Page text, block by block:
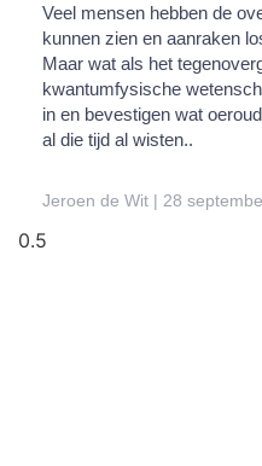
Veel mensen hebben de
kunnen zien en aanraken
Maar wat als het
kwantumfysische
in en bevestigen wat
al die tijd al wisten..
Jeroen de Wit 28